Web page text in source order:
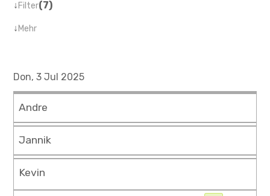
↓Filter(7)
↓Mehr
Don, 3 Jul 2025
Andre
Jannik
Kevin